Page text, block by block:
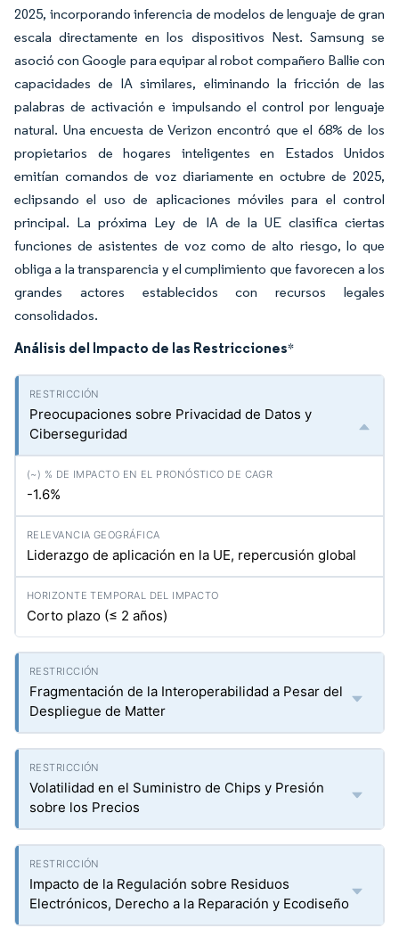
2025, incorporando inferencia de modelos de lenguaje de gran
escala directamente en los dispositivos Nest. Samsung se
asoció con Google para equipar al robot compañero Ballie con
capacidades de IA similares, eliminando la fricción de las
palabras de activación e impulsando el control por lenguaje
natural. Una encuesta de Verizon encontró que el 68% de los
propietarios de hogares inteligentes en Estados Unidos
emitían comandos de voz diariamente en octubre de 2025,
eclipsando el uso de aplicaciones móviles para el control
principal. La próxima Ley de IA de la UE clasifica ciertas
funciones de asistentes de voz como de alto riesgo, lo que
obliga a la transparencia y el cumplimiento que favorecen a los
grandes actores establecidos con recursos legales
consolidados.
Análisis del Impacto de las Restricciones*
Preocupaciones sobre Privacidad de Datos y
Ciberseguridad
-1.6%
Liderazgo de aplicación en la UE, repercusión global
Corto plazo (≤ 2 años)
Fragmentación de la Interoperabilidad a Pesar del
Despliegue de Matter
Volatilidad en el Suministro de Chips y Presión
sobre los Precios
Impacto de la Regulación sobre Residuos
Electrónicos, Derecho a la Reparación y Ecodiseño